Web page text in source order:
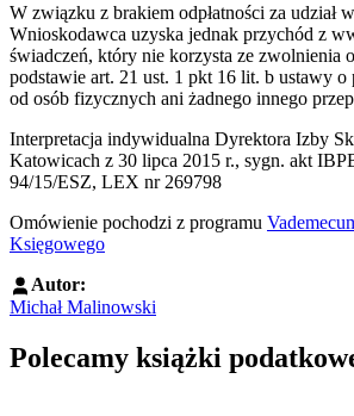
W związku z brakiem odpłatności za udział
Wnioskodawca uzyska jednak przychód z
świadczeń, który nie korzysta ze zwolnienia
podstawie art. 21 ust. 1 pkt 16 lit. b ustawy
od osób fizycznych ani żadnego innego
Interpretacja indywidualna Dyrektora Izby
Katowicach z 30 lipca 2015 r., sygn. akt
94/15/ESZ, LEX nr 269798
Omówienie pochodzi z programu
Księgowego
Autor:
Michał Malinowski
Polecamy książki